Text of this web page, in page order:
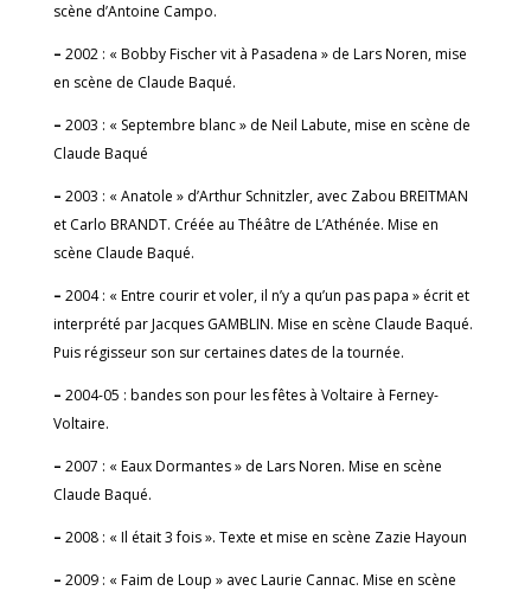
scène d’Antoine Campo.
– 2002 : « Bobby Fischer vit à Pasadena » de Lars Noren, mise
en scène de Claude Baqué.
– 2003 : « Septembre blanc » de Neil Labute, mise en scène de
Claude Baqué
– 2003 : « Anatole » d’Arthur Schnitzler, avec Zabou BREITMAN
et Carlo BRANDT. Créée au Théâtre de L’Athénée. Mise en
scène Claude Baqué.
– 2004 : « Entre courir et voler, il n’y a qu’un pas papa » écrit et
interprété par Jacques GAMBLIN. Mise en scène Claude Baqué.
Puis régisseur son sur certaines dates de la tournée.
– 2004-05 : bandes son pour les fêtes à Voltaire à Ferney-
Voltaire.
– 2007 : « Eaux Dormantes » de Lars Noren. Mise en scène
Claude Baqué.
– 2008 : « Il était 3 fois ». Texte et mise en scène Zazie Hayoun
– 2009 : « Faim de Loup » avec Laurie Cannac. Mise en scène